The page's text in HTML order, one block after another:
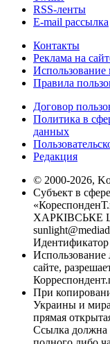
RSS-ленты
E-mail рассылка
Контакты
Реклама на
Использование
Правила
Договор
Политика в
данных
Редакция
© 2000-2026,
Субъект в
ХАРКІВСЬКЕ
сайте,
При
Украины и
прямая
Ссылка должна